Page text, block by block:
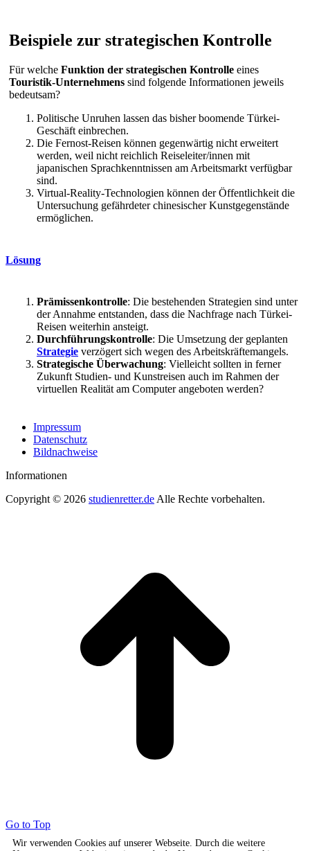
Beispiele zur strategischen Kontrolle
Für welche Funktion der strategischen Kontrolle eines
Touristik-Unternehmens sind folgende Informationen jeweils
bedeutsam?
Politische Unruhen lassen das bisher boomende Türkei-
Geschäft einbrechen.
Die Fernost-Reisen können gegenwärtig nicht erweitert
werden, weil nicht reichlich Reiseleiter/innen mit
japanischen Sprachkenntnissen am Arbeitsmarkt verfügbar
sind.
Virtual-Reality-Technologien können der Öffentlichkeit die
Untersuchung gefährdeter chinesischer Kunstgegenstände
ermöglichen.
Lösung
Prämissenkontrolle: Die bestehenden Strategien sind unter
der Annahme entstanden, dass die Nachfrage nach Türkei-
Reisen weiterhin ansteigt.
Durchführungskontrolle: Die Umsetzung der geplanten
Strategie verzögert sich wegen des Arbeitskräftemangels.
Strategische Überwachung: Vielleicht sollten in ferner
Zukunft Studien- und Kunstreisen auch im Rahmen der
virtuellen Realität am Computer angeboten werden?
Impressum
Datenschutz
Bildnachweise
Informationen
Copyright © 2026 studienretter.de Alle Rechte vorbehalten.
Go to Top
Wir verwenden Cookies auf unserer Webseite. Durch die weitere